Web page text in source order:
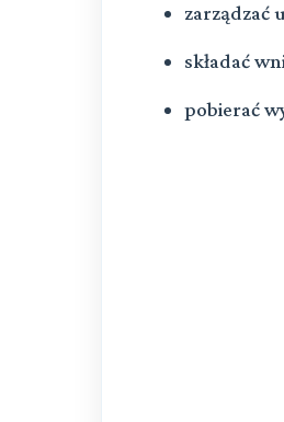
zarządzać
składać
pobierać